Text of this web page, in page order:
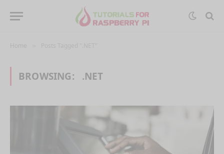
Home
BROWSING: .NET